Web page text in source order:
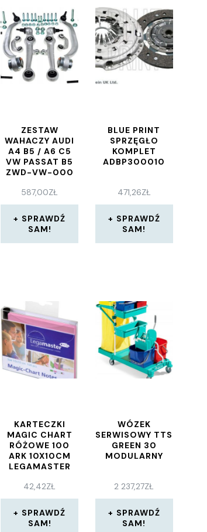
ZESTAW
WAHACZY AUDI
A4 B5 / A6 C5
VW PASSAT B5
ZWD-VW-000
587,00ZŁ
SPRAWDŹ
SAM!
BLUE PRINT
SPRZĘGŁO
KOMPLET
ADBP300010
471,26ZŁ
SPRAWDŹ
SAM!
KARTECZKI
MAGIC CHART
RÓŻOWE 100
ARK 10X10CM
LEGAMASTER
42,42ZŁ
SPRAWDŹ
SAM!
WÓZEK
SERWISOWY TTS
GREEN 30
MODULARNY
2 237,27ZŁ
SPRAWDŹ
SAM!